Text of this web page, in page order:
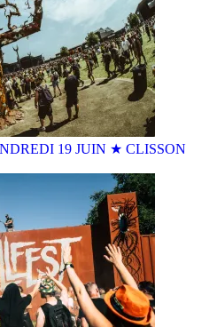
19 JUIN ★ CLISSON